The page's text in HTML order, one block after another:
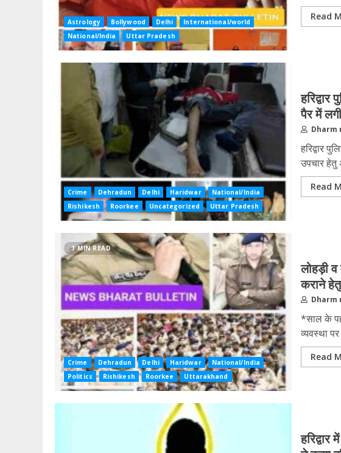
Astrology Bollywood Delhi
International/world
National/India
Uttar Pradesh
Read
Crime Dehradun Delhi Haridwar
National/India
Rishikesh
Roorkee Uncategorized Uttar Pradesh
पैर में
Dharm
हरिद्वार
उपचार हेतु
Read
1 MIN READ
Crime Dehradun Delhi Haridwar
National/India
Politics
Rishikesh Roorkee Uttarakhand
लोहड़ी
कराने
Dharm
*साल के
व्यवस्था
Read